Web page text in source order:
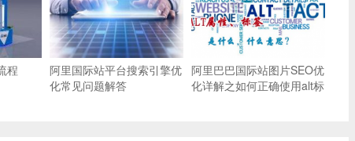
程
阿里国际站平台搜索引擎优
化常见问题解答
阿里巴巴国际站图片SEO优
化详解之如何正确使用alt标